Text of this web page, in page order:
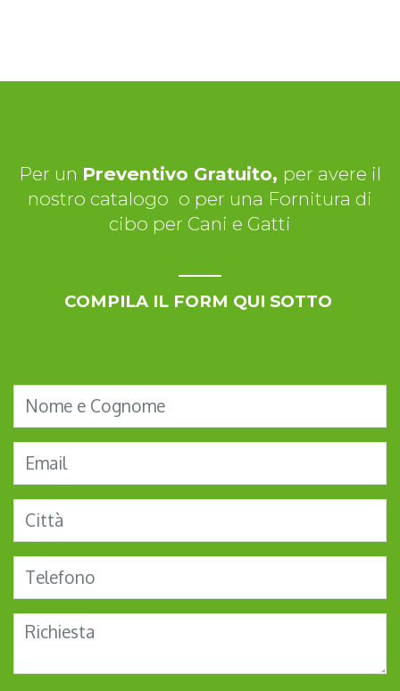
Per un Preventivo Gratuito, per avere il
nostro catalogo o per una Fornitura di
cibo per Cani e Gatti
COMPILA IL FORM QUI SOTTO